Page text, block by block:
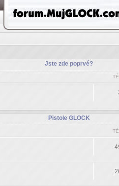
Jste zde poprvé?
Pistole GLOCK